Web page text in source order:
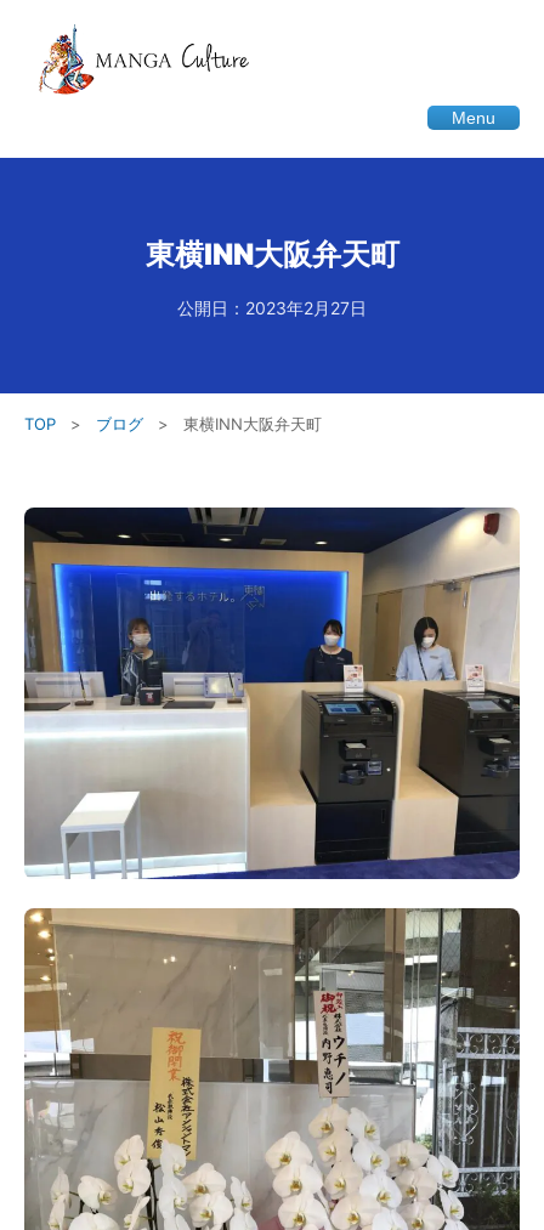
Menu
東横INN大阪弁天町
公開日：2023年2月27日
TOP > ブログ > 東横INN大阪弁天町